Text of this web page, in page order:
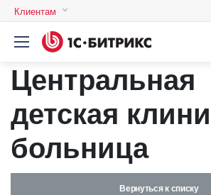
Клиентам
Авторизация
Логин
Пароль
Центральная
детская
больница
Вернуться к списку